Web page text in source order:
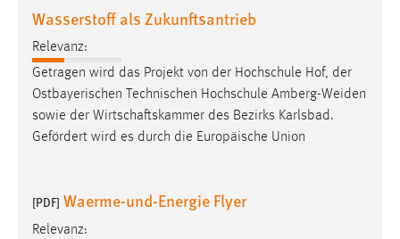
Wasserstoff als Zukunftsantrieb
Relevanz:
Getragen wird das Projekt von der Hochschule Hof, der
Ostbayerischen Technischen Hochschule Amberg-Weiden
sowie der Wirtschaftskammer des Bezirks Karlsbad.
Gefördert wird es durch die Europäische Union
[PDF] Waerme-und-Energie Flyer
Relevanz: